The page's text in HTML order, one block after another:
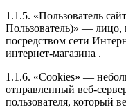
1.1.5. «Пользователь
Пользователь)» — лицо,
посредством сети
интернет-магазина .
1.1.6. «Cookies» —
отправленный веб-
пользователя, который